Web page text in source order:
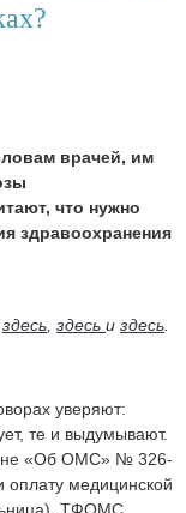
врачей, им
что нужно
здравоохранения
здесь здесь и здесь
уверяют:
те и выдумывают.
«Об ОМС» № 326-
оплату медицинской